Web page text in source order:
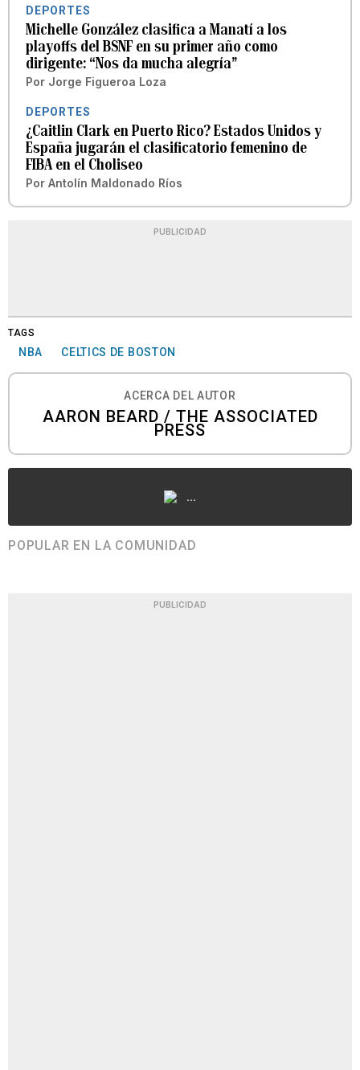
DEPORTES
Michelle González clasifica a Manatí a los
playoffs del BSNF en su primer año como
dirigente: “Nos da mucha alegría”
Por Jorge Figueroa Loza
DEPORTES
¿Caitlin Clark en Puerto Rico? Estados Unidos y
España jugarán el clasificatorio femenino de
FIBA en el Choliseo
Por Antolín Maldonado Ríos
PUBLICIDAD
TAGS
NBA CELTICS DE BOSTON
ACERCA DEL AUTOR
AARON BEARD / THE ASSOCIATED
PRESS
...
POPULAR EN LA COMUNIDAD
PUBLICIDAD